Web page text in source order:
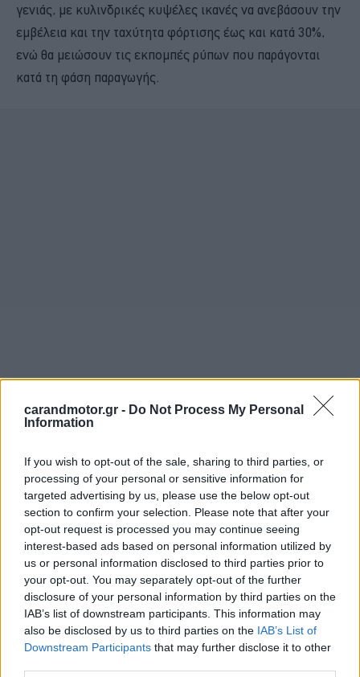
carandmotor.gr - Do Not Process My Personal
Information
If you wish to opt-out of the sale, sharing to third parties, or
processing of your personal or sensitive information for
targeted advertising by us, please use the below opt-out
section to confirm your selection. Please note that after your
opt-out request is processed you may continue seeing
interest-based ads based on personal information utilized by
us or personal information disclosed to third parties prior to
your opt-out. You may separately opt-out of the further
disclosure of your personal information by third parties on the
IAB’s list of downstream participants. This information may
also be disclosed by us to third parties on the IAB’s List of
Downstream Participants that may further disclose it to other
γενιάς, με κυλινδρικές κυψέλες ικανές να ανεβάσουν την
εμβέλεια και την ταχύτητα φόρτισης έως και κατά 30%,
ενώ θα μειώσουν τις εκπομπές ρύπων που παράγονται
κατά τη φάση παραγωγής.